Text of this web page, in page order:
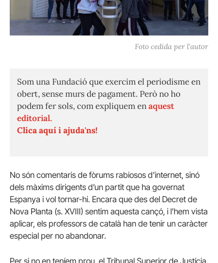
Foto cedida per l'autor
Som una Fundació que exercim el periodisme en
obert, sense murs de pagament. Però no ho
podem fer sols, com expliquem enaquest
editorial.
Clica aquí i ajuda'ns!
No són comentaris de fòrums rabiosos d’internet, sinó
dels màxims dirigents d’un partit que ha governat
Espanya i vol tornar-hi. Encara que des del Decret de
Nova Planta (s. XVIII) sentim aquesta cançó, i l’hem vista
aplicar, els professors de català han de tenir un caràcter
especial per no abandonar.
Per si no en teníem prou, el Tribunal Superior de Justícia